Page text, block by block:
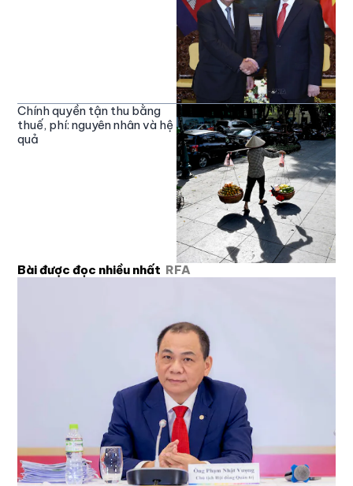
Chính quyền tận thu bằng
thuế, phí: nguyên nhân và hệ
quả
Bài được đọc nhiều nhất RFA